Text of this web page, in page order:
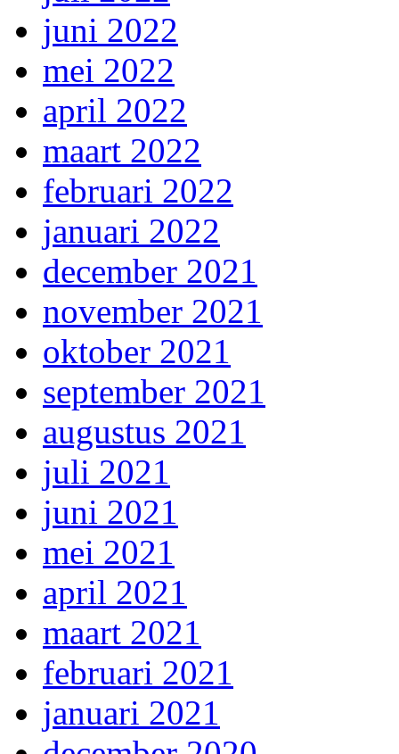
juni 2022
mei 2022
april 2022
maart 2022
februari 2022
januari 2022
december 2021
november 2021
oktober 2021
september 2021
augustus 2021
juli 2021
juni 2021
mei 2021
april 2021
maart 2021
februari 2021
januari 2021